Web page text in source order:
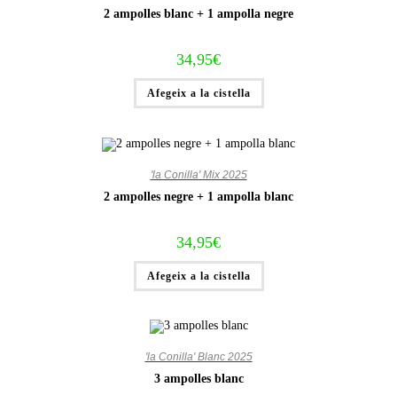
2 ampolles blanc + 1 ampolla negre
34,95€
Afegeix a la cistella
'la Conilla' Mix 2025
2 ampolles negre + 1 ampolla blanc
34,95€
Afegeix a la cistella
'la Conilla' Blanc 2025
3 ampolles blanc